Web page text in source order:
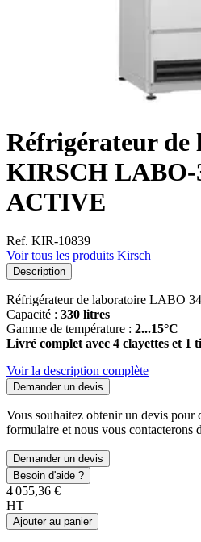
Réfrigérateur de
KIRSCH LABO-
ACTIVE
Ref. KIR-10839
Voir tous les produits Kirsch
Description
Réfrigérateur de laboratoire LABO
Capacité : 330 litres
Gamme de température : 2...15°C
Livré complet avec 4 clayettes et 1
Voir la description complète
Demander un devis
Vous souhaitez obtenir un devis pour
formulaire et nous vous contacterons
Demander un devis
Besoin d'aide ?
4 055,36 €
HT
Ajouter au panier